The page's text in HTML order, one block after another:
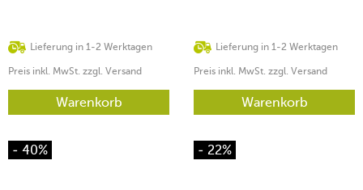
Lieferung in 1-2 Werktagen
Preis inkl. MwSt. zzgl. Versand
Warenkorb
Lieferung in 1-2 Werktagen
Preis inkl. MwSt. zzgl. Versand
Warenkorb
- 40% - 22%